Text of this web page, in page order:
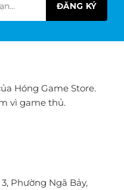
Hóng Game Store.
vì game thủ.
Phường Ngã Bảy,